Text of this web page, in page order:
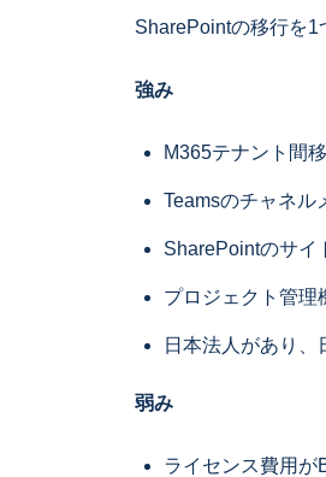
SharePointの移行を1
強み
M365テナント間
Teamsのチャネル
SharePointのサイ
プロジェクト管理
日本法人があり、
弱み
ライセンス費用が